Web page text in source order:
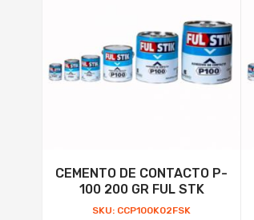
CEMENTO DE CONTACTO P-
100 200 GR FUL STK
SKU: CCP100K02FSK